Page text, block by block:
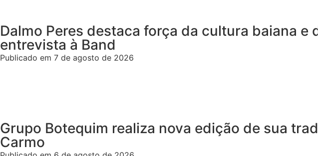
Dalmo Peres destaca força da cultura baiana
entrevista à Band
Publicado em 7 de agosto de 2026
Grupo Botequim realiza nova edição de sua
Carmo